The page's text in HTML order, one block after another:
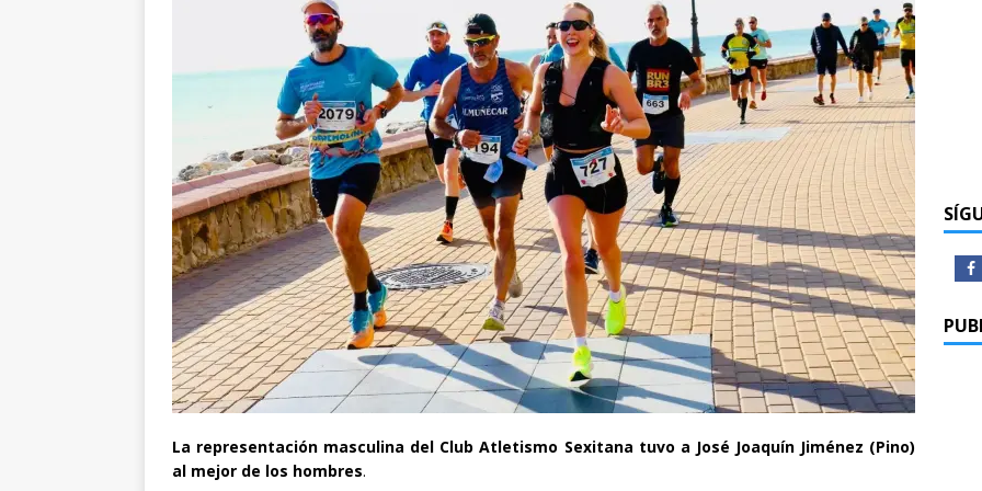
La representación masculina del Club Atletismo Sexitana tuvo a José Joaquín Jiménez (Pino)
al mejor de los hombres.